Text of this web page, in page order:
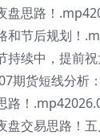
盘思路！
和节后规划！
持续中，提前
期货短线分析
路！
盘交易思路！